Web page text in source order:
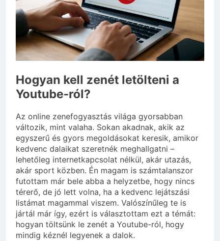
választani?
3 Nap Ezelőtt
Hogyan kell zenét letölteni a
Youtube-ról?
Az online zenefogyasztás világa gyorsabban
változik, mint valaha. Sokan akadnak, akik az
egyszerű és gyors megoldásokat keresik, amikor
kedvenc dalaikat szeretnék meghallgatni –
lehetőleg internetkapcsolat nélkül, akár utazás,
akár sport közben. Én magam is számtalanszor
futottam már bele abba a helyzetbe, hogy nincs
térerő, de jó lett volna, ha a kedvenc lejátszási
listámat magammal viszem. Valószínűleg te is
jártál már így, ezért is választottam ezt a témát:
hogyan töltsünk le zenét a Youtube-ról, hogy
mindig kéznél legyenek a dalok.